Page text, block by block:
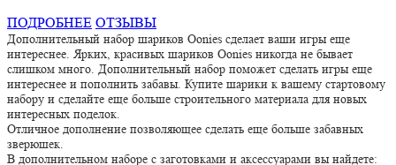
ПОДРОБНЕЕ ОТЗЫВЫ
Дополнительный набор шариков Oonies сделает ваши игры еще
интереснее. Ярких, красивых шариков Oonies никогда не бывает
слишком много. Дополнительный набор поможет сделать игры еще
интереснее и пополнить забавы. Купите шарики к вашему стартовому
набору и сделайте еще больше строительного материала для новых
интересных поделок.
Отличное дополнение позволяющее сделать еще больше забавных
зверюшек.
В дополнительном наборе с заготовками и аксессуарами вы найдете: